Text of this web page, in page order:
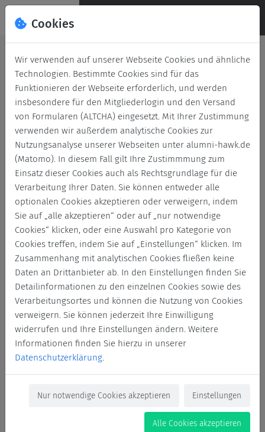
News
Zurück Archivierte News
Abschied Abschluss Abschlussfeier
Absolvent*innen
Alumnitreffen Alumni-Treffen
Alumni veröffentlicht Doktorarbeit Austausch
Auszeichnung
Fördermöglichkeiten
Fördernde des Deutschlandstipendiums Mentoring
Cookies
Wir verwenden auf unserer Webseite Cookies und ähnliche
Technologien. Bestimmte Cookies sind für das
Funktionieren der Webseite erforderlich, und werden
insbesondere für den Mitgliederlogin und den Versand
von Formularen (ALTCHA) eingesetzt. Mit Ihrer Zustimmung
verwenden wir außerdem analytische Cookies zur
Nutzungsanalyse unserer Webseiten unter alumni-hawk.de
(Matomo). In diesem Fall gilt Ihre Zustimmmung zum
Einsatz dieser Cookies auch als Rechtsgrundlage für die
Verarbeitung Ihrer Daten. Sie können entweder alle
optionalen Cookies akzeptieren oder verweigern, indem
Sie auf „alle akzeptieren“ oder auf „nur notwendige
Cookies“ klicken, oder eine Auswahl pro Kategorie von
Cookies treffen, indem Sie auf „Einstellungen“ klicken. Im
Zusammenhang mit analytischen Cookies fließen keine
Daten an Drittanbieter ab. In den Einstellungen finden Sie
Detailinformationen zu den einzelnen Cookies sowie des
Verarbeitungsortes und können die Nutzung von Cookies
verweigern. Sie können jederzeit Ihre Einwilligung
widerrufen und Ihre Einstellungen ändern. Weitere
Informationen finden Sie hierzu in unserer
Datenschutzerklärung.
Nur notwendige Cookies akzeptieren Einstellungen
Alle Cookies akzeptieren